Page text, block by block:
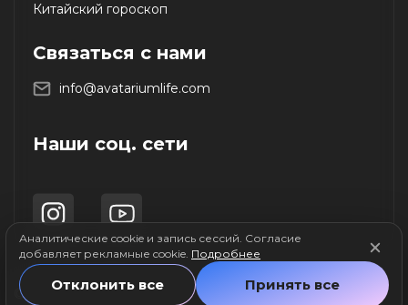
Китайский гороскоп
Связаться с нами
info@avatariumlife.com
Наши соц. сети
© 2026 Avatarium
Аналитические cookie и запись сессий. Согласие
добавляет рекламные cookie. Подробнее
Отклонить все Принять все